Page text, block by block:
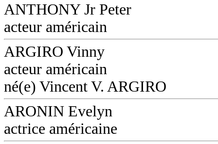
ANTHONY Jr Peter
acteur américain
ARGIRO Vinny
acteur américain
né(e) Vincent V. ARGIRO
ARONIN Evelyn
actrice américaine